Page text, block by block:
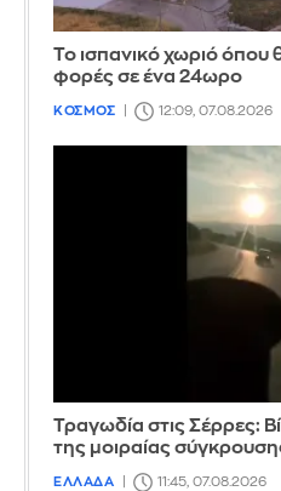
Το ισπανικό χωριό όπου
φορές σε ένα 24ωρο
ΚΟΣΜΟΣ 12:09, 07.08.2026
Τραγωδία στις Σέρρες:
της μοιραίας
ΕΛΛΑΔΑ 11:45, 07.08.2026